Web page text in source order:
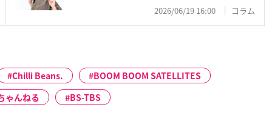
2026/06/19 16:00 コラム
Chilli Beans.
BOOM BOOM SATELLITES
ゃんねる BS-TBS